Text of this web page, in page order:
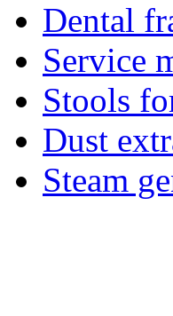
Dental
Service
Stools
Dust
Steam